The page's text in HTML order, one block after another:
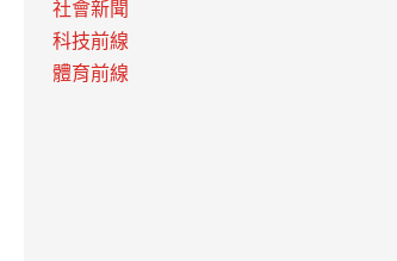
社會新聞
科技前線
體育前線